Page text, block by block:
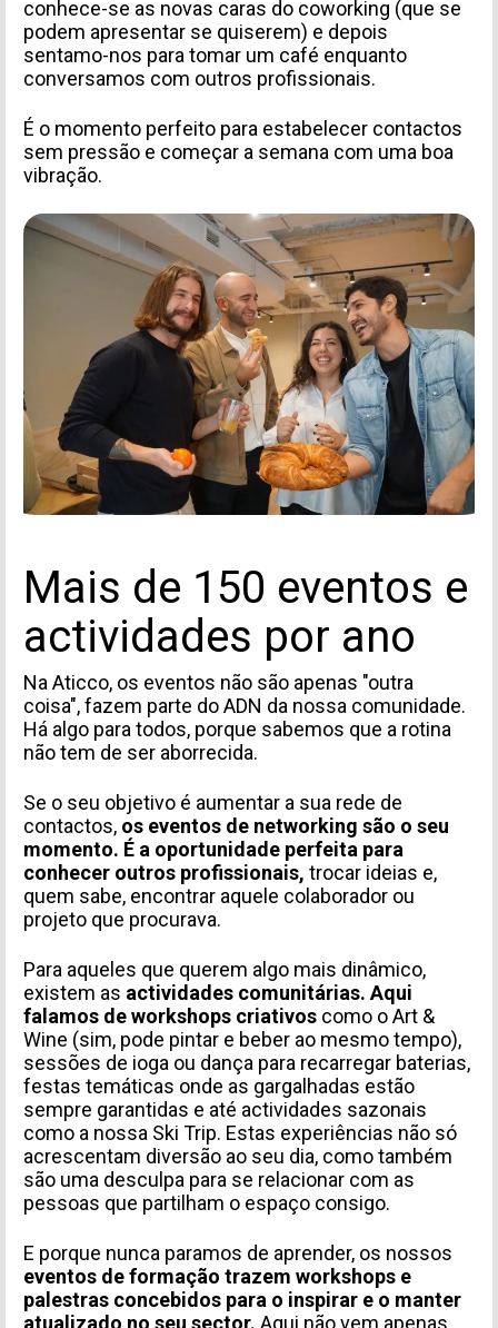
conhece-se as novas caras do coworking (que se
podem apresentar se quiserem) e depois
sentamo-nos para tomar um café enquanto
conversamos com outros profissionais.
É o momento perfeito para estabelecer contactos
sem pressão e começar a semana com uma boa
vibração.
Mais de 150 eventos e
actividades por ano
Na Aticco, os eventos não são apenas "outra
coisa", fazem parte do ADN da nossa comunidade.
Há algo para todos, porque sabemos que a rotina
não tem de ser aborrecida.
Se o seu objetivo é aumentar a sua rede de
contactos, os eventos de networking são o seu
momento. É a oportunidade perfeita para
conhecer outros profissionais, trocar ideias e,
quem sabe, encontrar aquele colaborador ou
projeto que procurava.
Para aqueles que querem algo mais dinâmico,
existem as actividades comunitárias. Aqui
falamos de workshops criativos como o Art &
Wine (sim, pode pintar e beber ao mesmo tempo),
sessões de ioga ou dança para recarregar baterias,
festas temáticas onde as gargalhadas estão
sempre garantidas e até actividades sazonais
como a nossa Ski Trip. Estas experiências não só
acrescentam diversão ao seu dia, como também
são uma desculpa para se relacionar com as
pessoas que partilham o espaço consigo.
E porque nunca paramos de aprender, os nossos
eventos de formação trazem workshops e
palestras concebidos para o inspirar e o manter
atualizado no seu sector. Aqui não vem apenas